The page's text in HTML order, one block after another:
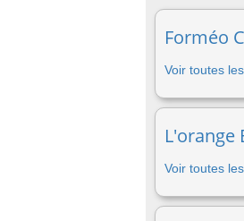
Forméo
Voir toutes
L'orange
Voir toutes